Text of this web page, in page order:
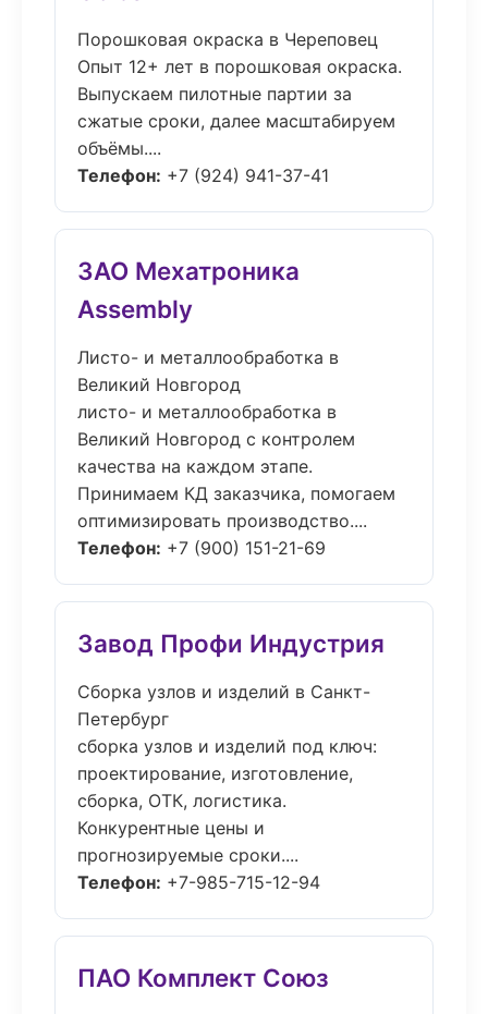
Порошковая окраска в Череповец
Опыт 12+ лет в порошковая окраска.
Выпускаем пилотные партии за
сжатые сроки, далее масштабируем
объёмы....
Телефон: +7 (924) 941-37-41
ЗАО Мехатроника
Assembly
Листо- и металлообработка в
Великий Новгород
листо- и металлообработка в
Великий Новгород с контролем
качества на каждом этапе.
Принимаем КД заказчика, помогаем
оптимизировать производство....
Телефон: +7 (900) 151-21-69
Завод Профи Индустрия
Сборка узлов и изделий в Санкт-
Петербург
сборка узлов и изделий под ключ:
проектирование, изготовление,
сборка, ОТК, логистика.
Конкурентные цены и
прогнозируемые сроки....
Телефон: +7-985-715-12-94
ПАО Комплект Союз